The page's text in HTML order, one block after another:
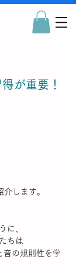
が重要！
します。
に、
ちは
音の規則性を学